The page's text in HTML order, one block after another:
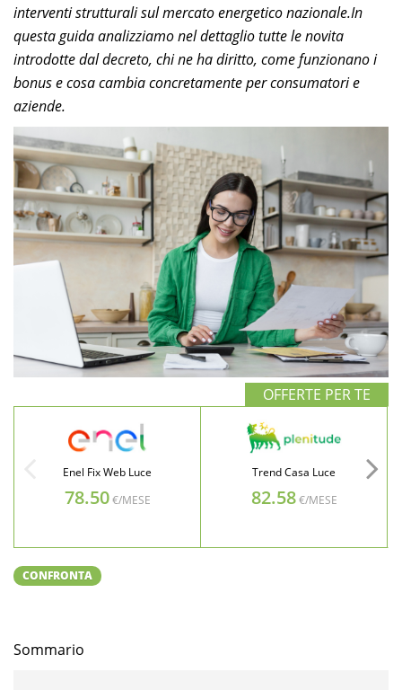
interventi strutturali sul mercato energetico nazionale.In
questa guida analizziamo nel dettaglio tutte le novita
introdotte dal decreto, chi ne ha diritto, come funzionano i
bonus e cosa cambia concretamente per consumatori e
aziende.
Enel Fix Web Luce
78.50€/MESE
Trend Casa Luce
82.58€/MESE
CONFRONTA
Sommario